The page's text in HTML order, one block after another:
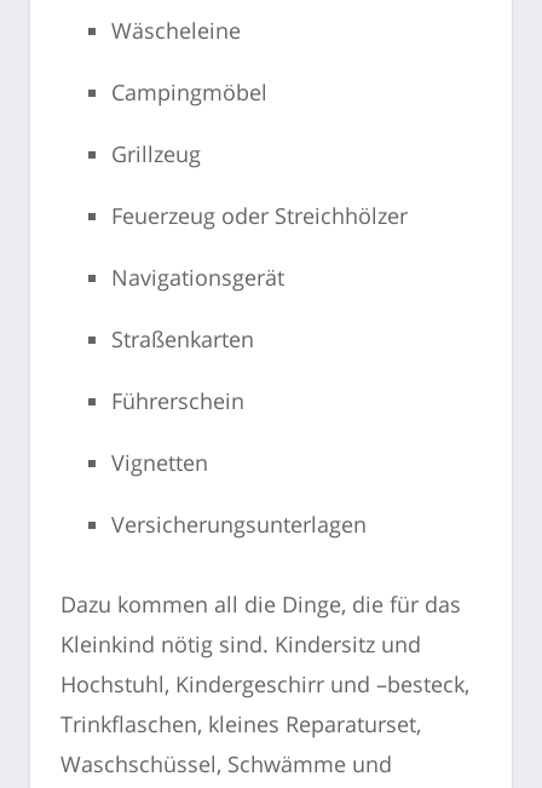
Wäscheleine
Campingmöbel
Grillzeug
Feuerzeug oder Streichhölzer
Navigationsgerät
Straßenkarten
Führerschein
Vignetten
Versicherungsunterlagen
Dazu kommen all die Dinge, die für das
Kleinkind nötig sind. Kindersitz und
Hochstuhl, Kindergeschirr und –besteck,
Trinkflaschen, kleines Reparaturset,
Waschschüssel, Schwämme und